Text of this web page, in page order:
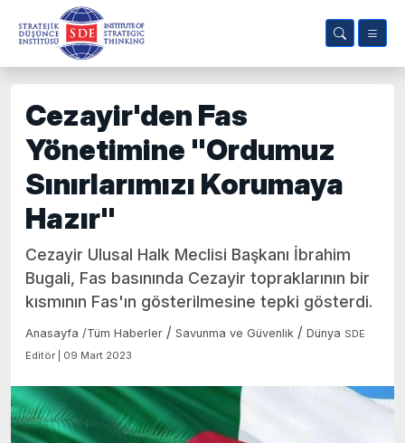
Cezayir'den Fas
Yönetimine "Ordumuz
Sınırlarımızı Korumaya
Hazır"
Cezayir Ulusal Halk Meclisi Başkanı İbrahim
Bugali, Fas basınında Cezayir topraklarının bir
kısmının Fas'ın gösterilmesine tepki gösterdi.
Anasayfa /Tüm Haberler / Savunma ve Güvenlik / Dünya SDE
Editör | 09 Mart 2023